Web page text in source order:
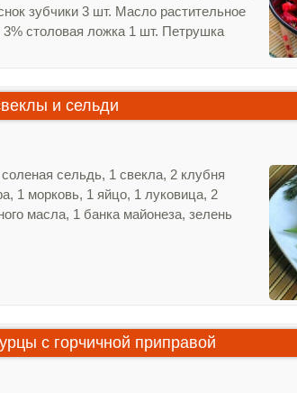
зубчики 3 шт. Масло растительное
столовая ложка 1 шт. Петрушка
и сельди
сельдь, 1 свекла, 2 клубня
1 морковь, 1 яйцо, 1 луковица, 2
масла, 1 банка майонеза, зелень
с горчичной приправой